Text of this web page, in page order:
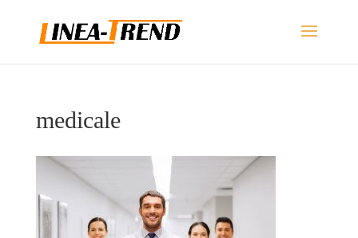
medicale